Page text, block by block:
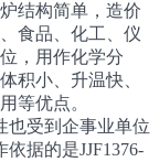
结构简单，造价
食品、化工、仪
，用作化学分
积小、升温快、
等优点。
也受到企事业单位
据的是JJF1376-